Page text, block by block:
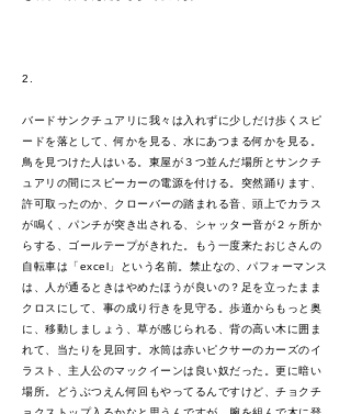
2.
バードサンクチュアリに我々は入れずに少しだけ歩くスピ
ードを落として、何かを見る、水にあつまる何かを見る。
鳥を見つけた人はいる。東屋が３つ並んだ場所とサンクチ
ュアリの間にスピーカーの電源を付ける。突然踊ります、
許可取ったのか、クローバーの踏まれる音、頭上でカラス
が鳴く、パンチが突き出される、シャッター音が２ヶ所か
らする、ゴールテープがきれた。もう一度来たおじさんの
自転車は「excel」という名前。禁止なの、パフォーマンス
は、人が通るときはやめたほうが良いの？足を立ったまま
クロスにして、事の成り行きを見守る。歩道からもっと奥
に、移動しましょう、草が感じられる、背の高い木に囲ま
れて、当たりを見回す。水筒は赤いピクサーのカーズのイ
ラスト、主人公のマックイーンは良い奴だった。更に暗い
場所。どうぶつえん何回もやってるんですけど、チョクチ